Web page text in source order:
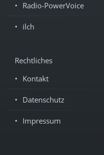
Radio-PowerVoice
ilch
Rechtliches
Kontakt
Datenschutz
Impressum